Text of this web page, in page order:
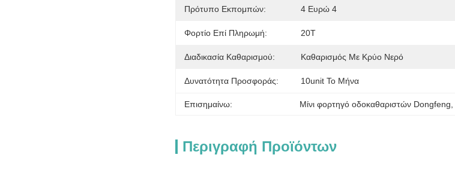
Πρότυπο Εκπομπών: 4 Ευρώ 4
Φορτίο Επί Πληρωμή: 20Τ
Διαδικασία Καθαρισμού: Καθαρισμός Με Κρύο Νερό
Δυνατότητα Προσφοράς: 10unit Το Μήνα
Επισημαίνω: Μίνι φορτηγό οδοκαθαριστών Dongfeng
Περιγραφή Προϊόντων